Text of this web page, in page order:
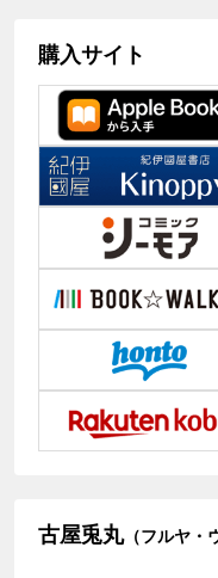
購入サイト
古屋兎丸（フルヤ・